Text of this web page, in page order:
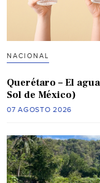
NACIONAL
Querétaro – El
Sol de México)
07 AGOSTO 2026